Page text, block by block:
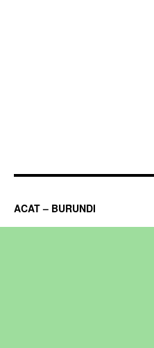
ACAT – BURUNDI